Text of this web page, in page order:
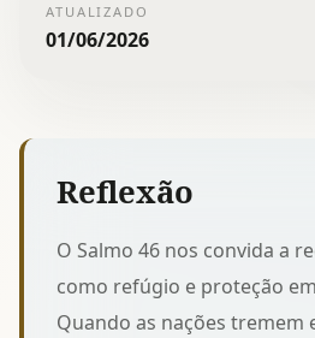
ATUALIZADO
01/06/2026
Reflexão
O Salmo 46 nos convida a
como refúgio e proteção
Quando as nações tremem